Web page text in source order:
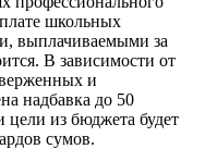
школьных
выплачиваемыми за
В зависимости от
и
надбавка до 50
из бюджета будет
сумов.